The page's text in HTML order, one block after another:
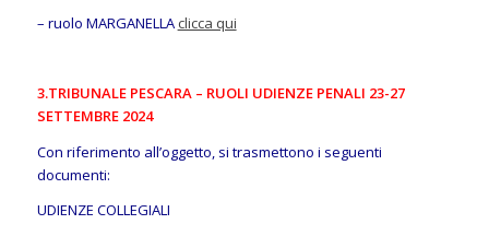
– ruolo MARGANELLA clicca qui
3.TRIBUNALE PESCARA – RUOLI UDIENZE PENALI 23-27
SETTEMBRE 2024
Con riferimento all’oggetto, si trasmettono i seguenti
documenti:
UDIENZE COLLEGIALI